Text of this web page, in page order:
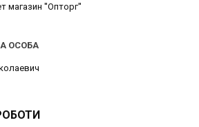
магазин ''Опторг''